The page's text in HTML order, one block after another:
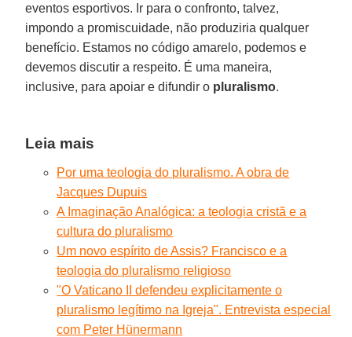
eventos esportivos. Ir para o confronto, talvez,
impondo a promiscuidade, não produziria qualquer
benefício. Estamos no código amarelo, podemos e
devemos discutir a respeito. É uma maneira,
inclusive, para apoiar e difundir o pluralismo.
Leia mais
Por uma teologia do pluralismo. A obra de
Jacques Dupuis
A Imaginação Analógica: a teologia cristã e a
cultura do pluralismo
Um novo espírito de Assis? Francisco e a
teologia do pluralismo religioso
"O Vaticano II defendeu explicitamente o
pluralismo legítimo na Igreja". Entrevista especial
com Peter Hünermann